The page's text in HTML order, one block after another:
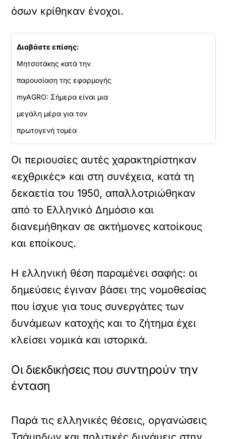
όσων κρίθηκαν ένοχοι.
Διαβάστε επίσης:
Μητσοτάκης κατά την
παρουσίαση της εφαρμογής
myAGRO: Σήμερα είναι μια
μεγάλη μέρα για τον
πρωτογενή τομέα
Οι περιουσίες αυτές χαρακτηρίστηκαν
«εχθρικές» και στη συνέχεια, κατά τη
δεκαετία του 1950, απαλλοτριώθηκαν
από το Ελληνικό Δημόσιο και
διανεμήθηκαν σε ακτήμονες κατοίκους
και εποίκους.
Η ελληνική θέση παραμένει σαφής: οι
δημεύσεις έγιναν βάσει της νομοθεσίας
που ίσχυε για τους συνεργάτες των
δυνάμεων κατοχής και το ζήτημα έχει
κλείσει νομικά και ιστορικά.
Οι διεκδικήσεις που συντηρούν την
ένταση
Παρά τις ελληνικές θέσεις, οργανώσεις